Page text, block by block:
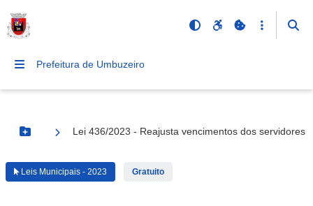
Prefeitura de Umbuzeiro
Botão Menu
Lei 436/2023 - Reajusta vencimentos dos
Leis Municipais - 2023 Gratuito